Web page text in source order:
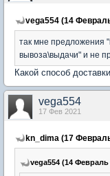
vega554 (14
так мне предложения
вывоза\выдачи" и не
Какой способ
vega554
17 Фев 2021
kn_dima (17
vega554 (14